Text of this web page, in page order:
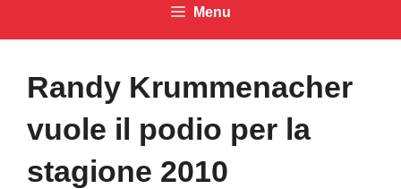
Menu
Randy Krummenacher
vuole il podio per la
stagione 2010